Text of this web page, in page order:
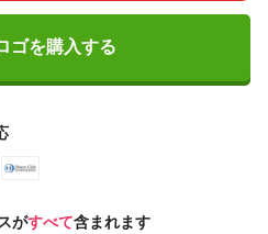
ゴを購入する
がすべて含まれます